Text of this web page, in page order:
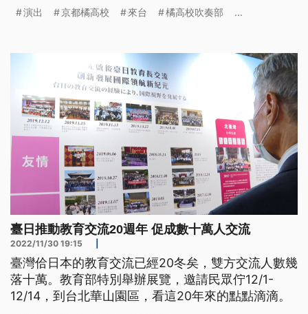
演出 京都橘高校 來台 橘高校吹奏部 ...
臺日推動教育交流20週年 促成數十萬人交流
2022/11/30 19:15
臺灣佮日本的教育交流已經20冬矣，雙方交流人數幾
落十萬。教育部特別舉辦展覽，邀請民眾佇12/1-
12/14，到台北華山園區，看這20年來的點點滴滴。